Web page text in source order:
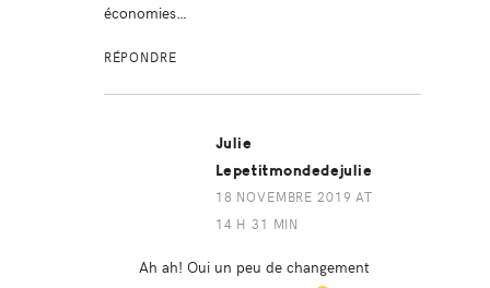
économies…
RÉPONDRE
Julie
Lepetitmondedejulie
18 NOVEMBRE 2019 AT
14 H 31 MIN
Ah ah! Oui un peu de changement